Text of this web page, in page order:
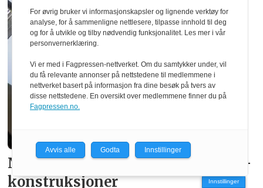
Nytt verktøy sammenligner bære­
konstruksjoner
Innstillinger
For øvrig bruker vi informasjonskapsler og lignende verktøy for
analyse, for å sammenligne nettlesere, tilpasse innhold til deg
og for å utvikle og tilby nødvendig funksjonalitet. Les mer i vår
personvernerklæring.
Vi er med i Fagpressen-nettverket. Om du samtykker under, vil
du få relevante annonser på nettstedene til medlemmene i
nettverket basert på informasjon fra dine besøk på tvers av
disse nettstedene. En oversikt over medlemmene finner du på
Fagpressen.no.
Avvis alle Godta Innstillinger